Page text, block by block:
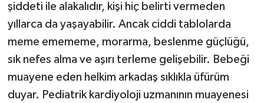
şiddeti ile alakalıdır, kişi hiç belirti vermeden
yıllarca da yaşayabilir. Ancak ciddi tablolarda
meme emememe, morarma, beslenme güçlüğü,
sık nefes alma ve aşırı terleme gelişebilir. Bebeği
muayene eden helkim arkadaş sıklıkla üfürüm
duyar. Pediatrik kardiyoloji uzmanının muayenesi